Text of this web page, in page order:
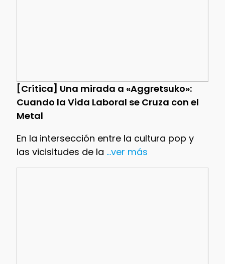
[Crítica] Una mirada a «Aggretsuko»:
Cuando la Vida Laboral se Cruza con el
Metal
En la intersección entre la cultura pop y
las vicisitudes de la ...ver más